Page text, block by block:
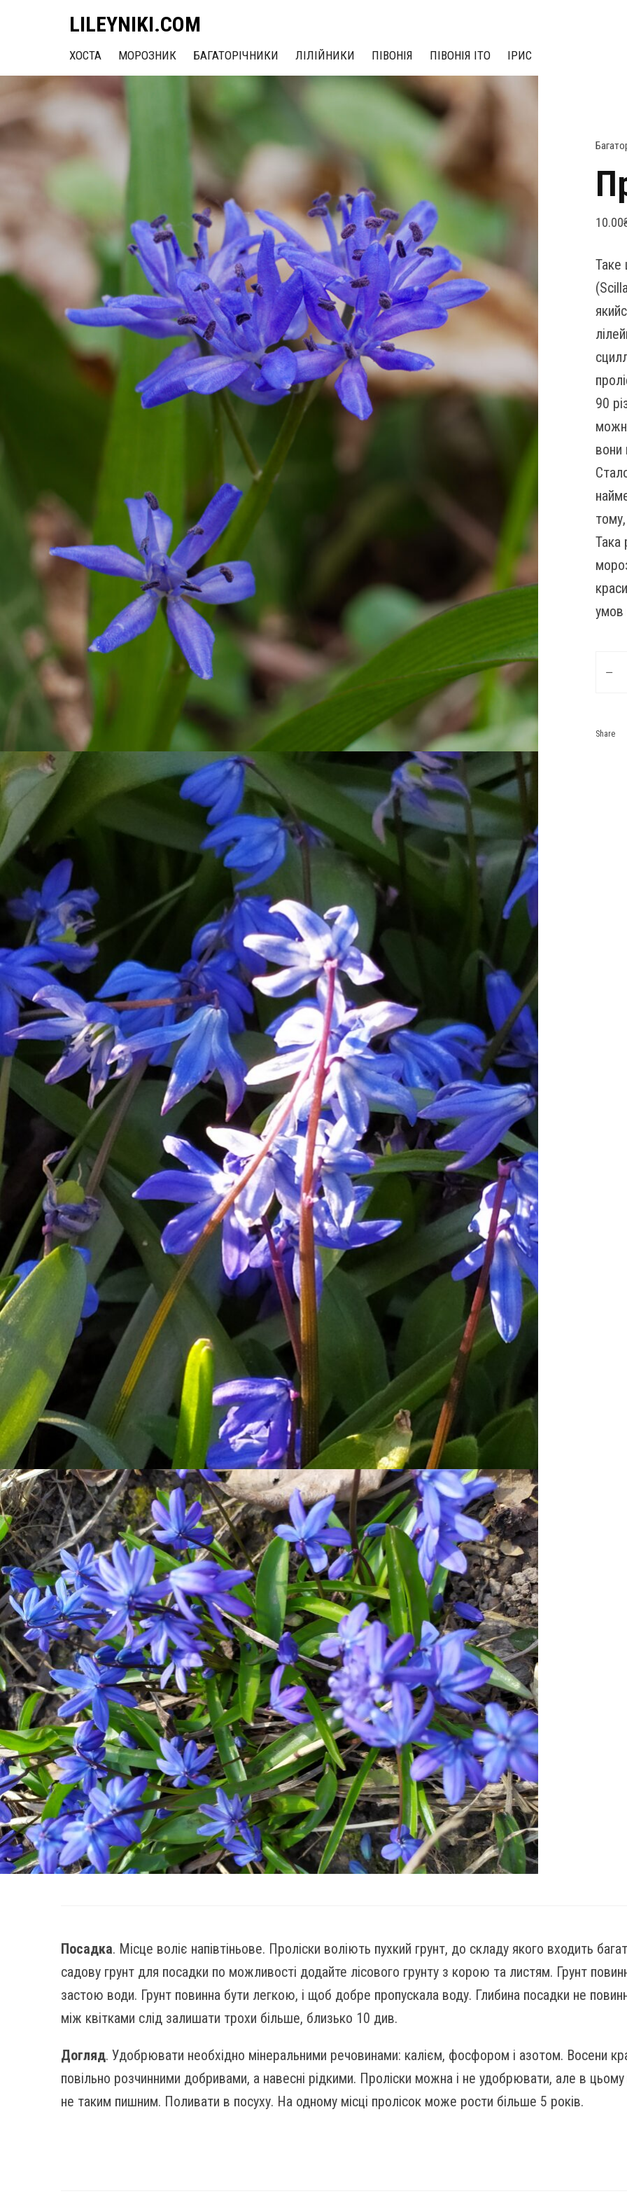
LILEYNIKI.COM
ХОСТА МОРОЗНИК БАГАТОРІЧНИКИ ЛІЛІЙНИКИ ПІВОНІЯ ПІВОНІЯ ІТО ІРИС
10.00
Таке
90
вони
Така
умов
Share
Посадка. Місце воліє напівтіньове. Проліски воліють пухкий грунт, до складу якого входить
садову грунт для посадки по можливості додайте лісового грунту з корою та листям. Грунт
застою води. Грунт повинна бути легкою, і щоб добре пропускала воду. Глибина посадки не
між квітками слід залишати трохи більше, близько 10 див.
Догляд. Удобрювати необхідно мінеральними речовинами: калієм, фосфором і азотом. Восени
повільно розчинними добривами, а навесні рідкими. Проліски можна і не удобрювати, але в
не таким пишним. Поливати в посуху. На одному місці пролісок може рости більше 5 років.